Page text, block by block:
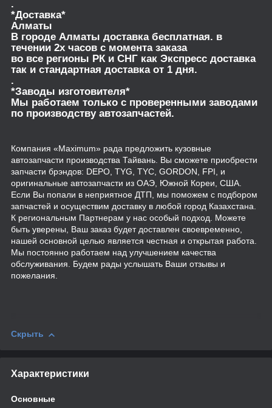
.
*Доставка*
Алматы
В городе Алматы доставка бесплатная. в
течении 2х часов с момента заказа
во все регионы РК и СНГ как Экспресс доставка
так и стандартная доставка от 1 дня.
.
*Заводы изготовителя*
Мы работаем только с проверенными заводами
по производству автозапчастей.
Компания «Maximum» рада предложить кузовные
автозапчасти производства Тайвань. Вы сможете приобрести
запчасти брэндов: DEPO, TYG, TYC, GORDON, FPI, и
оригинальные автозапчасти из ОАЭ, Южной Кореи, США.
Если Вы попали в неприятное ДТП, мы поможем с подбором
запчастей и осуществим доставку в любой город Казахстана.
К региональным Партнерам у нас особый подход. Можете
быть уверены, Ваш заказ будет доставлен своевременно,
нашей основной целью является честная и открытая работа.
Мы постоянно работаем над улучшением качества
обслуживания. Будем рады услышать Ваши отзывы и
пожелания.
Скрыть
Характеристики
Основные